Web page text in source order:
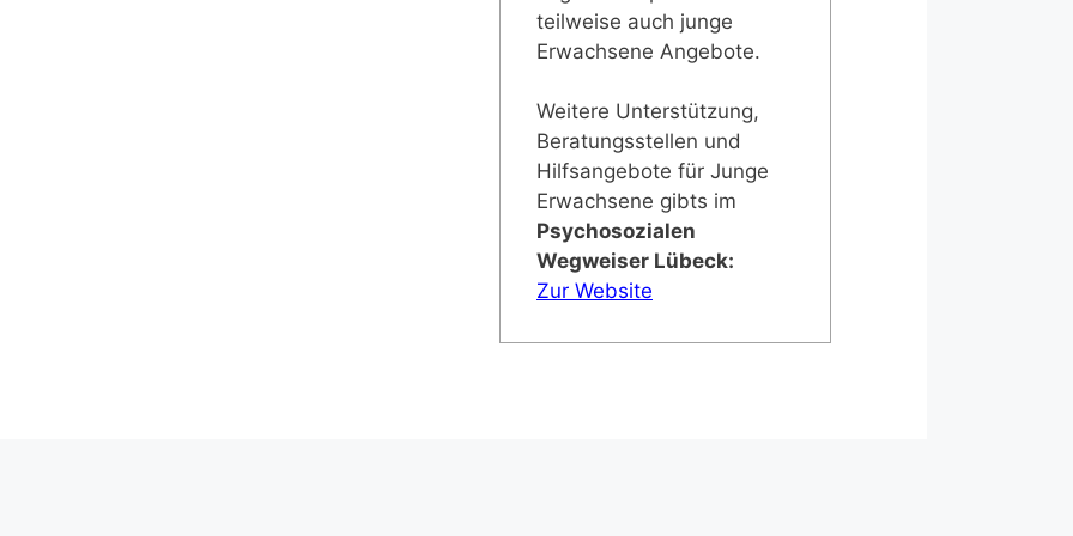
teilweise auch junge
Erwachsene Angebote.
Weitere Unterstützung,
Beratungsstellen und
Hilfsangebote für Junge
Erwachsene gibts im
Psychosozialen
Wegweiser Lübeck:
Zur Website